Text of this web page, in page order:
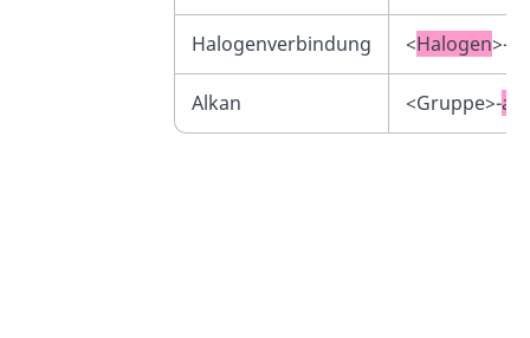
Halogenverbindung <Halogen>-
Alkan <Gruppe>-